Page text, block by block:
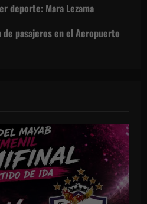
deporte: Mara Lezama
pasajeros en el Aeropuerto